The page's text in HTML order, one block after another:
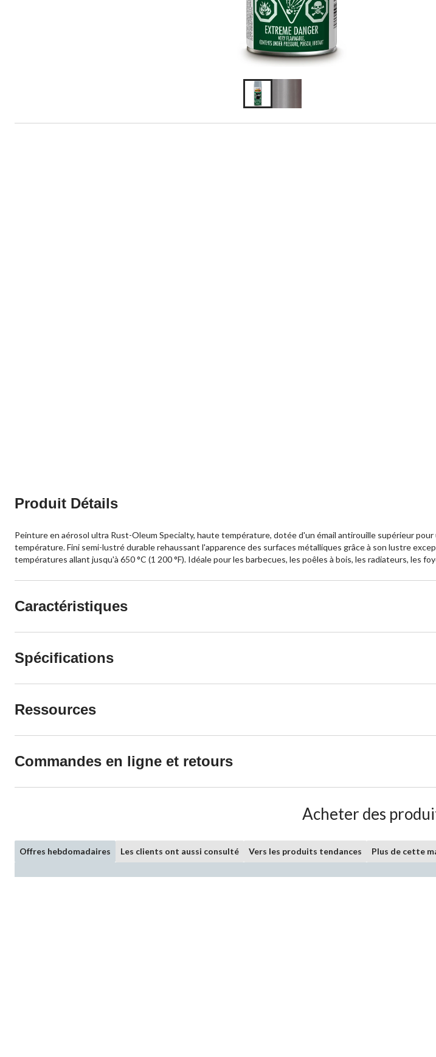
Produit Détails
Peinture en aérosol ultra Rust-Oleum Specialty, haute température, dotée d'un émail antirouille supérieur
température. Fini semi-lustré durable rehaussant l'apparence des surfaces métalliques grâce à son lustre
températures allant jusqu'à 650 °C (1 200 °F). Idéale pour les barbecues, les poêles à bois, les radiateurs, les
Caractéristiques
Spécifications
Ressources
Commandes en ligne et retours
Acheter des
Offres hebdomadaires Les clients ont aussi consulté Vers les produits tendances Plus de cette